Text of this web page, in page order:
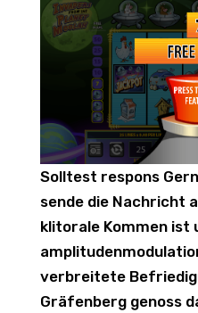
Solltest respons
sende die Nachricht
klitorale Kommen ist
verbreitete
Gräfenberg genoss